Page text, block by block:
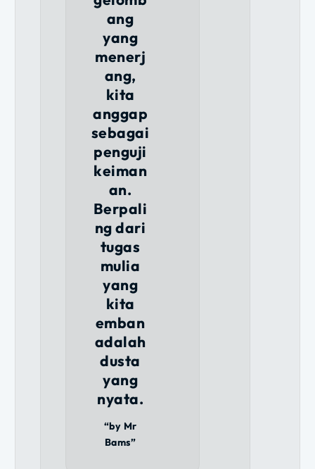
ang
yang
menerj
ang,
kita
anggap
sebagai
penguji
keiman
an.
Berpali
ng dari
tugas
mulia
yang
kita
emban
adalah
dusta
yang
nyata.
“by Mr
Bams”